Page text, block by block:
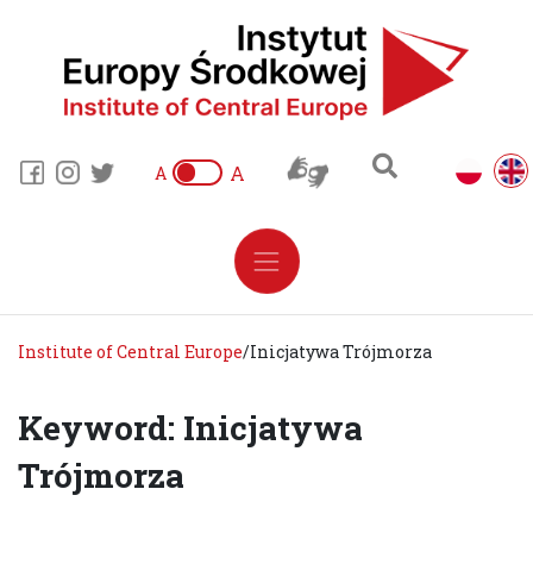
A A
Institute of Central Europe/Inicjatywa Trójmorza
Keyword: Inicjatywa
Trójmorza